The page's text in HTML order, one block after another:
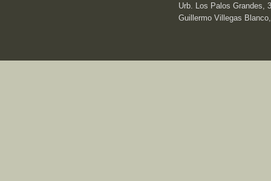
Urb. Los Palos Grandes,
Guillermo Villegas